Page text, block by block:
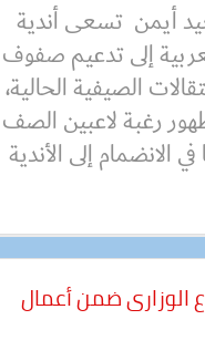
أيمن تسعى أندية
إلى تدعيم صفوف
الصيفية الحالية،
رغبة لاعبين الصف
في الانضمام إلى الأندية
الوزارى ضمن أعمال